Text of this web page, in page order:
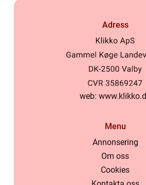
Adress
web:
Menu
Annonsering
Om oss
Cookies